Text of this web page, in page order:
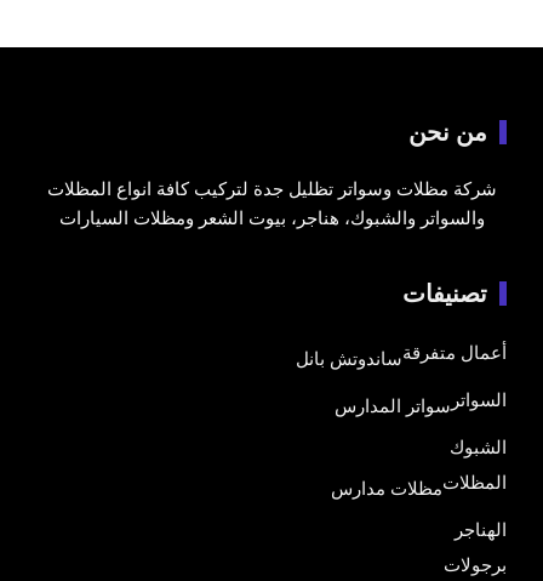
من نحن
شركة مظلات وسواتر تظليل جدة لتركيب كافة انواع المظلات
والسواتر والشبوك، هناجر، بيوت الشعر ومظلات السيارات
تصنيفات
أعمال متفرقةساندوتش بانل
السواتر سواتر المدارس
الشبوك
المظلاتمظلات مدارس
الهناجر
برجولات